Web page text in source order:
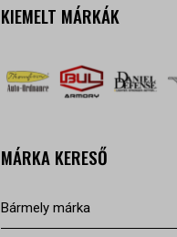
KIEMELT MÁRKÁK
MÁRKA KERESŐ